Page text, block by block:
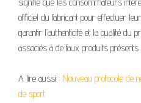
officiel du fabricant pour effectuer
garantir l’authenticité et la qualité du
associés à de faux produits
A lire aussi : Nouveau protocole de
de sport